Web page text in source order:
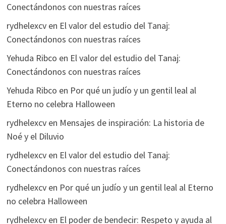
Conectándonos con nuestras raíces
rydhelexcven El valor del estudio del Tanaj:
Conectándonos con nuestras raíces
Yehuda Ribco en El valor del estudio del Tanaj:
Conectándonos con nuestras raíces
Yehuda Ribco en Por qué un judío y un gentil leal al
Eterno no celebra Halloween
rydhelexcven Mensajes de inspiración: La historia de
Noé y el Diluvio
rydhelexcven El valor del estudio del Tanaj:
Conectándonos con nuestras raíces
rydhelexcven Por qué un judío y un gentil leal al Eterno
no celebra Halloween
rydhelexcven El poder de bendecir: Respeto y ayuda al